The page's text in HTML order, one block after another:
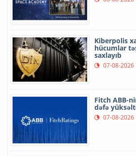
Kiberpolis
hücumlar
saxlayıb
07-08-2026
Fitch ABB-
dəfə
07-08-2026